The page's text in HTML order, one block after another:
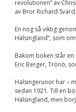
revolutionen” av
av Bror Richard Svärd.
En nog så viktig
Hälsingland”, som
Bakom boken står
Eric Berger, Trönö,
Hälsingerunor har –
sedan 1921. Till en
Hälsingland, men